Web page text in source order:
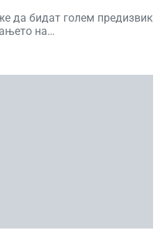
да бидат голем предизвик
на…